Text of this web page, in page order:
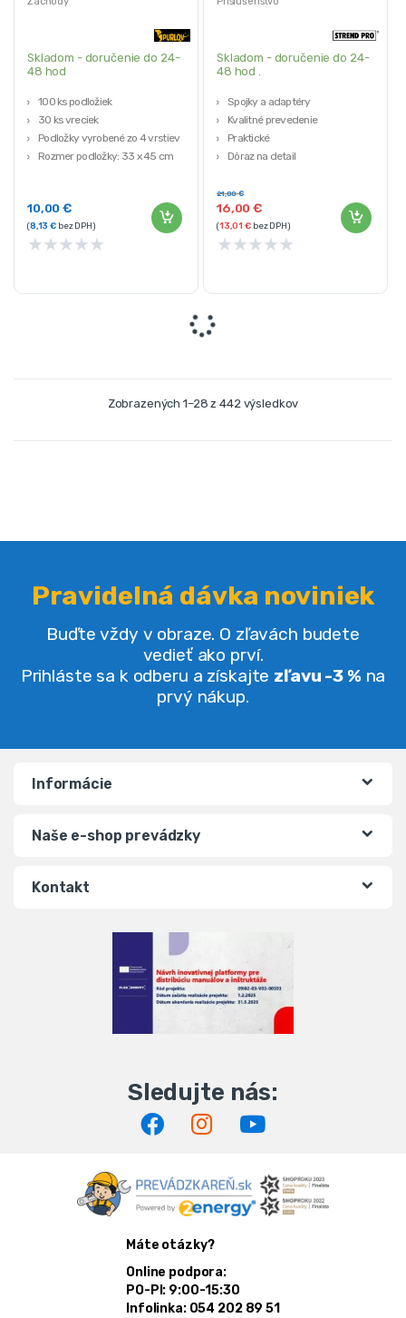
Skladom - doručenie do 24-
48 hod
100 ks podložiek
30 ks vreciek
Podložky vyrobené zo 4 vrstiev
Rozmer podložky: 33 x 45 cm
10,00€
(8,13€ bez DPH)
★★★★★
Skladom - doručenie do 24-
48 hod .
Spojky a adaptéry
Kvalitné prevedenie
Praktické
Dôraz na detail
16,00€
21,00€
(13,01€bez DPH)
★★★★★
Zobrazených 1–28 z 442 výsledkov
Pravidelná dávka noviniek
Buďte vždy v obraze. O zľavách budete
vedieť ako prví.
Prihláste sa k odberu a získajte zľavu -3 % na
prvý nákup.
Informácie
Naše e-shop prevádzky
Kontakt
Máte otázky?
Online podpora:
PO-PI: 9:00-15:30
Infolinka: 054 202 89 51